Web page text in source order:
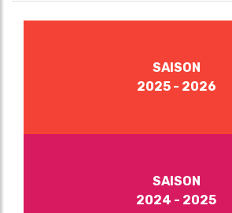
SAISON
2025 - 2026
SAISON
2024 - 2025